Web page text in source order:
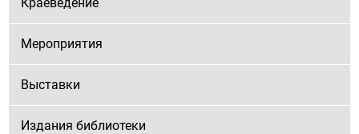
Мероприятия
Выставки
Издания библиотеки